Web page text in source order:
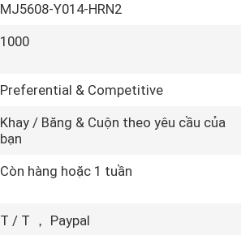
MJ5608-Y014-HRN2
1000
Preferential & Competitive
Khay / Băng & Cuộn theo yêu cầu của
bạn
Còn hàng hoặc 1 tuần
T / T ， Paypal